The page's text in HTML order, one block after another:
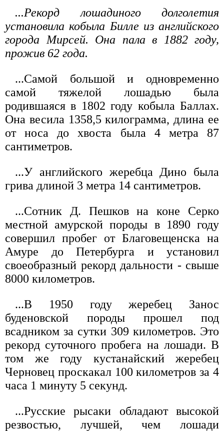
...Рекорд лошадиного долголетия
установила кобыла Билле из английского
города Мирсей. Она пала в 1882 году,
прожив 62 года.
...Самой большой и одновременно
самой тяжелой лошадью была
родившаяся в 1802 году кобыла Баллах.
Она весила 1358,5 килограмма, длина ее
от носа до хвоста была 4 метра 87
сантиметров.
...У английского жеребца Дино была
грива длиной 3 метра 14 сантиметров.
...Сотник Д. Пешков на коне Серко
местной амурской породы в 1890 году
совершил пробег от Благовещенска на
Амуре до Петербурга и установил
своеобразный рекорд дальности - свыше
8000 километров.
...В 1950 году жеребец Занос
буденовской породы прошел под
всадником за сутки 309 километров. Это
рекорд суточного пробега на лошади. В
том же году кустанайский жеребец
Черновец проскакал 100 километров за 4
часа 1 минуту 5 секунд.
...Русские рысаки обладают высокой
резвостью, лучшей, чем лошади